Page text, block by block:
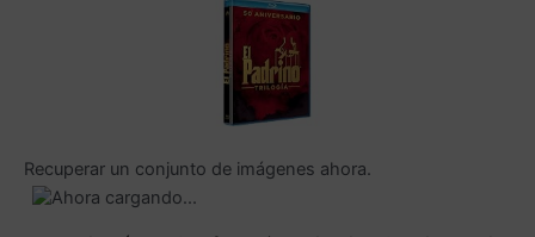
Recuperar un conjunto de imágenes ahora.